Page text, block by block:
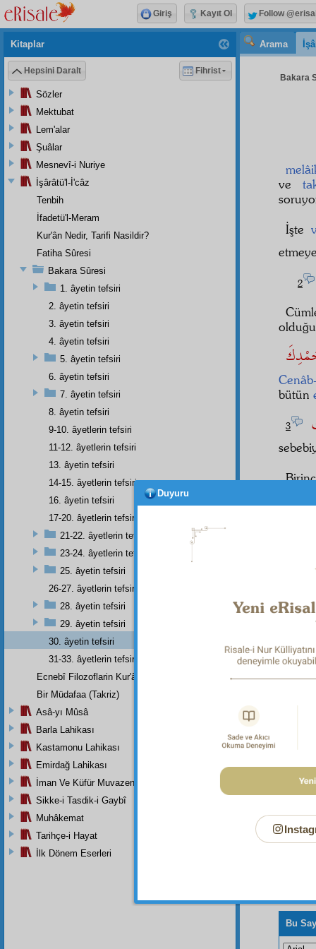
Arama
Bakara
ve
İşte
2
bütün
3
Dipnot-2
Biz.
Bu
Kitaplar
Hepsini Daralt Fihrist
Sözler
Mektubat
Lem'alar
Şuâlar
Mesnevî-i Nuriye
İşârâtü'l-İ'câz
Tenbih
İfadetü'l-Meram
Kur'ân Nedir, Tarifi Nasildir?
Fatiha Sûresi
Bakara Sûresi
1. âyetin tefsiri
2. âyetin tefsiri
3. âyetin tefsiri
4. âyetin tefsiri
5. âyetin tefsiri
6. âyetin tefsiri
7. âyetin tefsiri
8. âyetin tefsiri
9-10. âyetlerin tefsiri
11-12. âyetlerin tefsiri
13. âyetin tefsiri
14-15. âyetlerin tefsiri
16. âyetin tefsiri
17-20. âyetlerin tefsiri
21-22. âyetlerin tefsiri
23-24. âyetlerin tefsiri
25. âyetin tefsiri
26-27. âyetlerin tefsiri
28. âyetin tefsiri
29. âyetin tefsiri
30. âyetin tefsiri
31-33. âyetlerin tefsiri
Ecnebî Filozoflarin Kur'ân'i Tasdiklerine Dair Şehadetleri
Bir Müdafaa (Takriz)
Asâ-yı Mûsâ
Barla Lahikası
Kastamonu Lahikası
Emirdağ Lahikası
İman Ve Küfür Muvazeneleri
Sikke-i Tasdik-i Gaybî
Muhâkemat
Tarihçe-i Hayat
İlk Dönem Eserleri
Giriş Kayıt Ol Follow
Duyuru